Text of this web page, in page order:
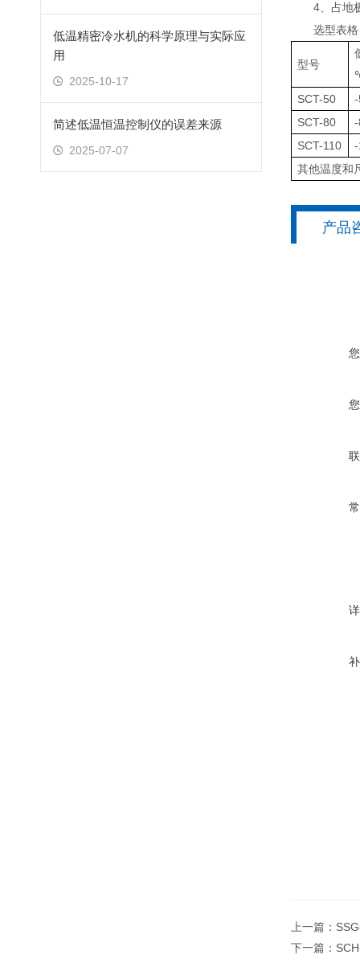
低温精密冷水机的科学原理与实际应
用
2025-10-17
简述低温恒温控制仪的误差来源
2025-07-07
4、占地极
选型表格
型号
SCT-50
SCT-80
SCT-110
其他温度和
产品
上一篇：
下一篇：